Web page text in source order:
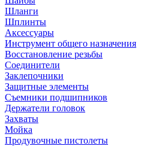
Шланги
Шплинты
Аксессуары
Инструмент общего назначения
Восстановление резьбы
Соединители
Заклепочники
Защитные элементы
Съемники подшипников
Держатели головок
Захваты
Мойка
Продувочные пистолеты